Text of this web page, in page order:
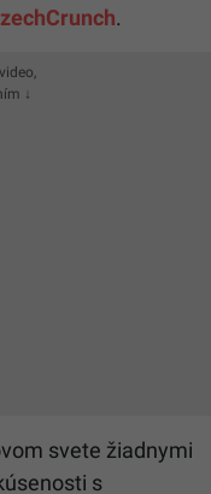
.
↓
svete žiadnymi
s